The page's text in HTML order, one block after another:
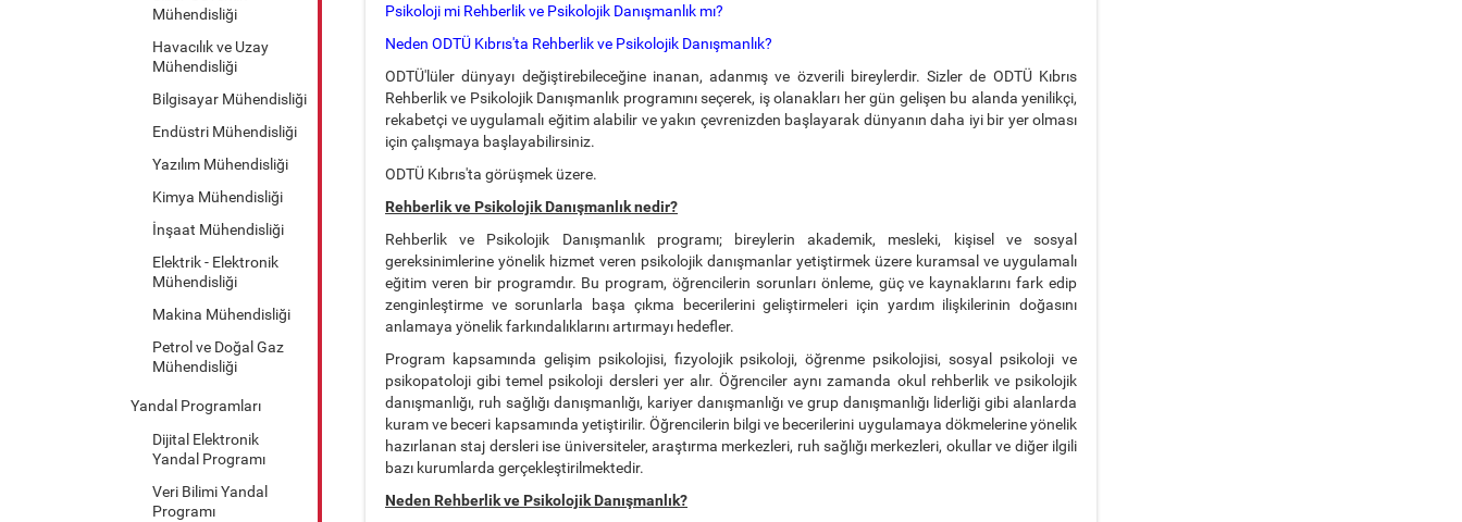
Mühendisliği
Havacılık ve Uzay
Mühendisliği
Bilgisayar Mühendisliği
Endüstri Mühendisliği
Yazılım Mühendisliği
Kimya Mühendisliği
İnşaat Mühendisliği
Elektrik - Elektronik
Mühendisliği
Makina Mühendisliği
Petrol ve Doğal Gaz
Mühendisliği
Yandal Programları
Dijital Elektronik
Yandal Programı
Veri Bilimi Yandal
Programı
Psikoloji mi Rehberlik ve Psikolojik Danışmanlık mı?
Neden ODTÜ Kıbrıs'ta Rehberlik ve Psikolojik Danışmanlık?
ODTÜ'lüler dünyayı değiştirebileceğine inanan, adanmış ve özverili bireylerdir. Sizler de ODTÜ Kıbrıs
Rehberlik ve Psikolojik Danışmanlık programını seçerek, iş olanakları her gün gelişen bu alanda yenilikçi,
rekabetçi ve uygulamalı eğitim alabilir ve yakın çevrenizden başlayarak dünyanın daha iyi bir yer olması
için çalışmaya başlayabilirsiniz.
ODTÜ Kıbrıs'ta görüşmek üzere.
Rehberlik ve Psikolojik Danışmanlık nedir?
Rehberlik ve Psikolojik Danışmanlık programı; bireylerin akademik, mesleki, kişisel ve sosyal
gereksinimlerine yönelik hizmet veren psikolojik danışmanlar yetiştirmek üzere kuramsal ve uygulamalı
eğitim veren bir programdır. Bu program, öğrencilerin sorunları önleme, güç ve kaynaklarını fark edip
zenginleştirme ve sorunlarla başa çıkma becerilerini geliştirmeleri için yardım ilişkilerinin doğasını
anlamaya yönelik farkındalıklarını artırmayı hedefler.
Program kapsamında gelişim psikolojisi, fizyolojik psikoloji, öğrenme psikolojisi, sosyal psikoloji ve
psikopatoloji gibi temel psikoloji dersleri yer alır. Öğrenciler aynı zamanda okul rehberlik ve psikolojik
danışmanlığı, ruh sağlığı danışmanlığı, kariyer danışmanlığı ve grup danışmanlığı liderliği gibi alanlarda
kuram ve beceri kapsamında yetiştirilir. Öğrencilerin bilgi ve becerilerini uygulamaya dökmelerine yönelik
hazırlanan staj dersleri ise üniversiteler, araştırma merkezleri, ruh sağlığı merkezleri, okullar ve diğer ilgili
bazı kurumlarda gerçekleştirilmektedir.
Neden Rehberlik ve Psikolojik Danışmanlık?